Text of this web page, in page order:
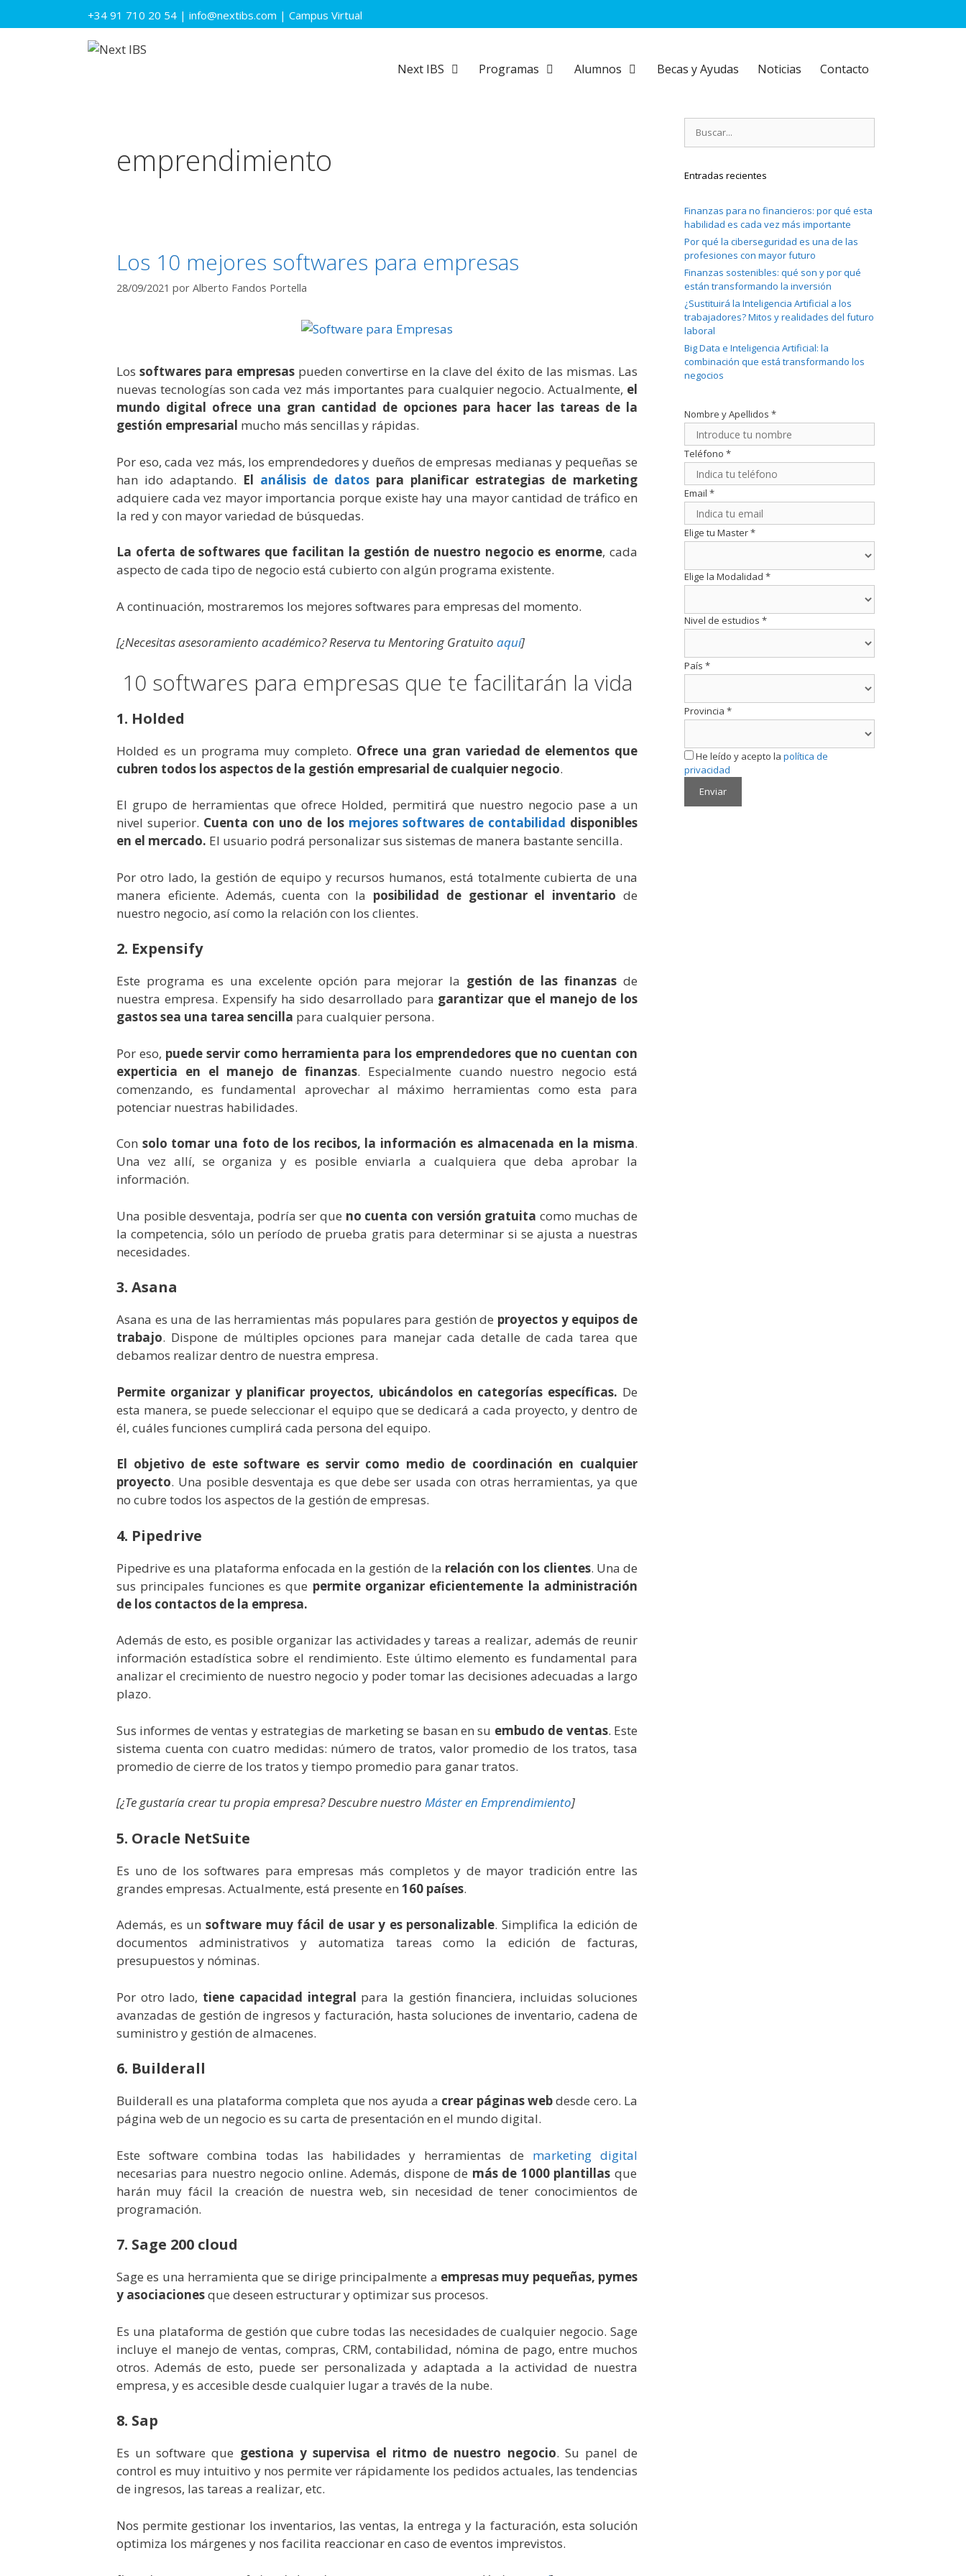
al
+34 91 710 20 54 | info@nextibs.com | Campus Virtual
Next IBS Programas Alumnos Becas y Ayudas Noticias Contacto
emprendimiento
Los 10 mejores softwares para empresas
28/09/2021 por Alberto Fandos Portella
Los softwares para empresaspueden convertirse en la clave del éxito de las mismas. Las
nuevas tecnologías son cada vez más importantes para cualquier negocio. Actualmente, el
mundo digital ofrece una gran cantidad de opciones para hacer las tareas de la
gestión empresarial mucho más sencillas y rápidas.
Por eso, cada vez más, los emprendedores y dueños de empresas medianas y pequeñas se
han ido adaptando. El análisis de datos para planificar estrategias de marketing
adquiere cada vez mayor importancia porque existe hay una mayor cantidad de tráfico en
la red y con mayor variedad de búsquedas.
La oferta de softwares que facilitan la gestión de nuestro negocio es enorme, cada
aspecto de cada tipo de negocio está cubierto con algún programa existente.
A continuación, mostraremos los mejores softwares para empresas del momento.
[¿Necesitas asesoramiento académico? Reserva tu Mentoring Gratuito aquí]
10 softwares para empresas que te facilitarán la vida
1. Holded
Holded es un programa muy completo. Ofrece una gran variedad de elementos que
cubren todos los aspectos de la gestión empresarial de cualquier negocio.
El grupo de herramientas que ofrece Holded, permitirá que nuestro negocio pase a un
nivel superior. Cuenta con uno de los mejores softwares de contabilidad disponibles
en el mercado. El usuario podrá personalizar sus sistemas de manera bastante sencilla.
Por otro lado, la gestión de equipo y recursos humanos, está totalmente cubierta de una
manera eficiente. Además, cuenta con la posibilidad de gestionar el inventario de
nuestro negocio, así como la relación con los clientes.
2. Expensify
Este programa es una excelente opción para mejorar la gestión de las finanzasde
nuestra empresa. Expensify ha sido desarrollado para garantizar que el manejo de los
gastos sea una tarea sencilla para cualquier persona.
Por eso, puede servir como herramienta para los emprendedores que no cuentan con
experticia en el manejo de finanzas. Especialmente cuando nuestro negocio está
comenzando, es fundamental aprovechar al máximo herramientas como esta para
potenciar nuestras habilidades.
Con solo tomar una foto de los recibos, la información es almacenada en la misma.
Una vez allí, se organiza y es posible enviarla a cualquiera que deba aprobar la
información.
Una posible desventaja, podría ser que no cuenta con versión gratuita como muchas de
la competencia, sólo un período de prueba gratis para determinar si se ajusta a nuestras
necesidades.
3. Asana
Asana es una de las herramientas más populares para gestión de proyectos y equipos de
trabajo. Dispone de múltiples opciones para manejar cada detalle de cada tarea que
debamos realizar dentro de nuestra empresa.
Permite organizar y planificar proyectos, ubicándolos en categorías específicas. De
esta manera, se puede seleccionar el equipo que se dedicará a cada proyecto, y dentro de
él, cuáles funciones cumplirá cada persona del equipo.
El objetivo de este software es servir como medio de coordinación en cualquier
proyecto. Una posible desventaja es que debe ser usada con otras herramientas, ya que
no cubre todos los aspectos de la gestión de empresas.
4. Pipedrive
Pipedrive es una plataforma enfocada en la gestión de la relación con los clientes. Una de
sus principales funciones es que permite organizar eficientemente la administración
de los contactos de la empresa.
Además de esto, es posible organizar las actividades y tareas a realizar, además de reunir
información estadística sobre el rendimiento. Este último elemento es fundamental para
analizar el crecimiento de nuestro negocio y poder tomar las decisiones adecuadas a largo
plazo.
Sus informes de ventas y estrategias de marketing se basan en su embudo de ventas. Este
sistema cuenta con cuatro medidas: número de tratos, valor promedio de los tratos, tasa
promedio de cierre de los tratos y tiempo promedio para ganar tratos.
[¿Te gustaría crear tu propia empresa? Descubre nuestro Máster en Emprendimiento]
5. Oracle NetSuite
Es uno de los softwares para empresas más completos y de mayor tradición entre las
grandes empresas. Actualmente, está presente en 160 países.
Además, es un software muy fácil de usar y es personalizable. Simplifica la edición de
documentos administrativos y automatiza tareas como la edición de facturas,
presupuestos y nóminas.
Por otro lado, tiene capacidad integral para la gestión financiera, incluidas soluciones
avanzadas de gestión de ingresos y facturación, hasta soluciones de inventario, cadena de
suministro y gestión de almacenes.
6. Builderall
Builderall es una plataforma completa que nos ayuda a crear páginas webdesde cero. La
página web de un negocio es su carta de presentación en el mundo digital.
Este software combina todas las habilidades y herramientas de marketing digital
necesarias para nuestro negocio online. Además, dispone de más de 1000 plantillas que
harán muy fácil la creación de nuestra web, sin necesidad de tener conocimientos de
programación.
7. Sage 200 cloud
Sage es una herramienta que se dirige principalmente a empresas muy pequeñas, pymes
y asociacionesque deseen estructurar y optimizar sus procesos.
Es una plataforma de gestión que cubre todas las necesidades de cualquier negocio. Sage
incluye el manejo de ventas, compras, CRM, contabilidad, nómina de pago, entre muchos
otros. Además de esto, puede ser personalizada y adaptada a la actividad de nuestra
empresa, y es accesible desde cualquier lugar a través de la nube.
8. Sap
Es un software que gestiona y supervisa el ritmo de nuestro negocio. Su panel de
control es muy intuitivo y nos permite ver rápidamente los pedidos actuales, las tendencias
de ingresos, las tareas a realizar, etc.
Nos permite gestionar los inventarios, las ventas, la entrega y la facturación, esta solución
optimiza los márgenes y nos facilita reaccionar en caso de eventos imprevistos.
Entradas recientes
Finanzas para no financieros: por qué esta
habilidad es cada vez más importante
Por qué la ciberseguridad es una de las
profesiones con mayor futuro
Finanzas sostenibles: qué son y por qué
están transformando la inversión
¿Sustituirá la Inteligencia Artificial a los
trabajadores? Mitos y realidades del futuro
laboral
Big Data e Inteligencia Artificial: la
combinación que está transformando los
negocios
Nombre y Apellidos *
Teléfono *
Email *
Elige tu Master*
Elige la Modalidad *
Nivel de estudios *
País *
Provincia *
He leído y acepto la política de
privacidad